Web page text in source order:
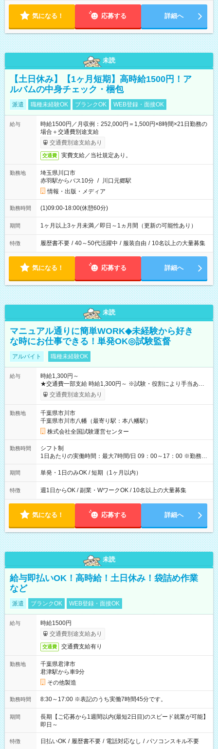
気になる！ 応募する 詳細へ
未読
【土日休み】【1ヶ月短期】高時給1500円！ア
ルバムの中身チェック・梱包
派遣 職種未経験OK ブランクOK WEB登録・面接OK
給与
時給1500円／月収例：252,000円＝1,500円×8時間×21日勤務の
場合＋交通費別途支給
交通費別途支給あり
交通費 実費支給／当社規定あり。
勤務地
埼玉県川口市
赤羽駅からバス10分 / 川口元郷駅
情報・出版・メディア
勤務時間 (1)09:00-18:00(休憩60分)
期間 1ヶ月以上3ヶ月未満／即日～1ヵ月間（更新の可能性あり）
特徴 履歴書不要 / 40～50代活躍中 / 服装自由 / 10名以上の大量募集
気になる！ 応募する 詳細へ
未読
マニュアル通りに簡単WORK◆未経験から好き
な時にお仕事できる！単発OK◎試験監督
アルバイト 職種未経験OK
給与
時給1,300円～
★交通費一部支給 時給1,300円～ ※試験・役割により手当あり
※勤務回数により昇給あり 【即給（前払い）オプションあ
り！】 希望される場合、勤務から1週間ほどで給与の一部を受け
例】 ・河合塾模擬試験 8:30～17:30（休憩1時間） 時給1,300円
×8時間＝日収10,400円＋交通費 ※当日の役割により時給＋100
円の場合あり ・国家試験 7:00～13:30（休憩なし） 時給1,300
円（役割手当＋100円）×6時間＝日収8,400円＋交通費 【試用期
間】試用期間なし
交通費別途支給あり
勤務地
千葉県市川市
千葉県市川市八幡（最寄り駅：本八幡駅）
株式会社全国試験運営センター
勤務時間
シフト制
1日あたりの実働時間：最大7時間/日 09：00～17：00 ※勤務時
間は 試験により異なります。
期間 単発・1日のみOK / 短期（1ヶ月以内）
特徴 週1日からOK / 副業・WワークOK / 10名以上の大量募集
気になる！ 応募する 詳細へ
未読
給与即払いOK！高時給！土日休み！袋詰め作業
など
派遣 ブランクOK WEB登録・面接OK
給与
時給1500円
交通費別途支給あり
交通費 交通費支給有り
勤務地
千葉県君津市
君津駅から車9分
その他製造
勤務時間 8:30～17:00 ※表記のうち実働7時間45分です。
期間
長期【ご応募から1週間以内(最短2日目)のスピード就業が可能】
即日～
特徴 日払いOK / 履歴書不要 / 電話対応なし / パソコンスキル不要